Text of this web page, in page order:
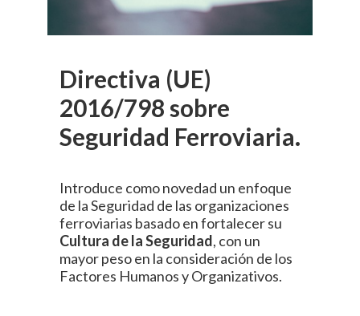
Directiva (UE)
2016/798 sobre
Seguridad Ferroviaria.
Introduce como novedad un enfoque
de la Seguridad de las organizaciones
ferroviarias basado en fortalecer su
Cultura de la Seguridad, con un
mayor peso en la consideración de los
Factores Humanos y Organizativos.